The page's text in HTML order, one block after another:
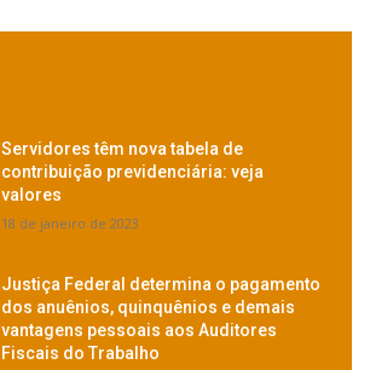
Servidores têm nova tabela de
contribuição previdenciária: veja
valores
18 de janeiro de 2023
Justiça Federal determina o pagamento
dos anuênios, quinquênios e demais
vantagens pessoais aos Auditores
Fiscais do Trabalho